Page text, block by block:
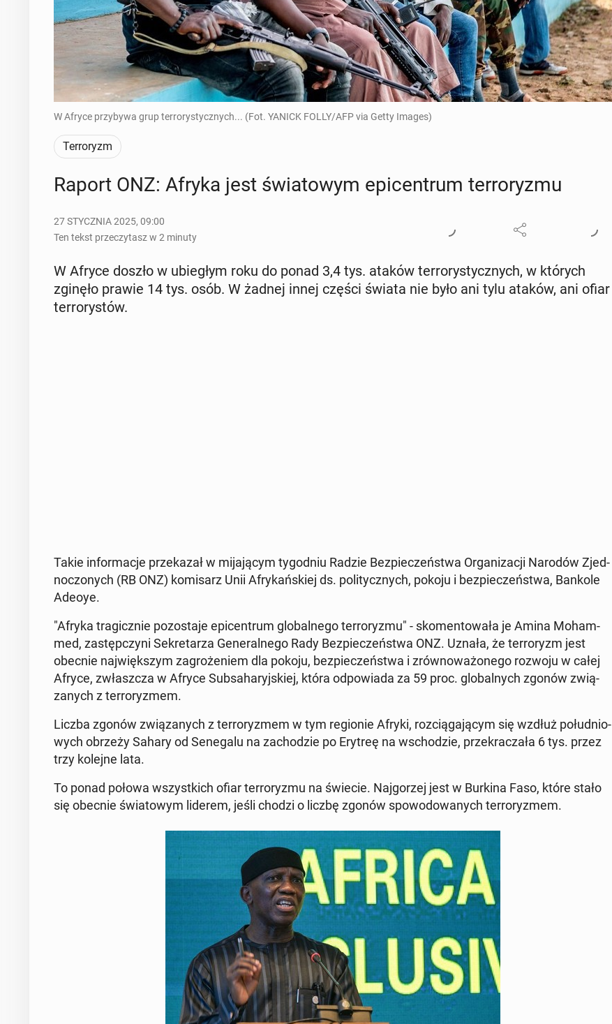
W Afryce przybywa grup terrorystycznych... (Fot. YANICK FOLLY/AFP via Getty Images)
Terroryzm
Raport ONZ: Afryka jest świa­to­wym epi­cen­trum ter­ro­ry­zmu
27 STYCZNIA 2025, 09:00
Ten tekst przeczytasz w 2 minuty
W Afryce doszło w ubie­głym roku do ponad 3,4 tys. ataków ter­ro­ry­stycz­nych, w których
zginęło prawie 14 tys. osób. W żadnej innej części świata nie było ani tylu ataków, ani ofiar
ter­ro­ry­stów.
Takie in­for­ma­cje prze­ka­zał w mi­ja­ją­cym ty­go­dniu Radzie Bez­pie­czeń­stwa Or­ga­ni­za­cji Narodów Zjed­
no­czo­nych (RB ONZ) ko­mi­sarz Unii Afry­kań­skiej ds. po­li­tycz­nych, pokoju i bez­pie­czeń­stwa, Bankole
Adeoye.
"Afryka tra­gicz­nie po­zo­sta­je epi­cen­trum glo­bal­ne­go ter­ro­ry­zmu" - sko­men­to­wa­ła je Amina Mo­ham­
med, za­stęp­czy­ni Se­kre­ta­rza Ge­ne­ral­ne­go Rady Bez­pie­czeń­stwa ONZ. Uznała, że ter­ro­ryzm jest
obecnie naj­więk­szym za­gro­że­niem dla pokoju, bez­pie­czeń­stwa i zrów­no­wa­żo­ne­go rozwoju w całej
Afryce, zwłasz­cza w Afryce Sub­sa­ha­ryj­skiej, która od­po­wia­da za 59 proc. glo­bal­nych zgonów zwią­
za­nych z ter­ro­ry­zmem.
Liczba zgonów zwią­za­nych z ter­ro­ry­zmem w tym re­gio­nie Afryki, roz­cią­ga­ją­cym się wzdłuż po­łu­dnio­
wych obrzeży Sahary od Se­ne­ga­lu na za­cho­dzie po Erytreę na wscho­dzie, prze­kra­cza­ła 6 tys. przez
trzy kolejne lata.
To ponad połowa wszyst­kich ofiar ter­ro­ry­zmu na świecie. Naj­go­rzej jest w Burkina Faso, które stało
się obecnie świa­to­wym liderem, jeśli chodzi o liczbę zgonów spo­wo­do­wa­nych ter­ro­ry­zmem.